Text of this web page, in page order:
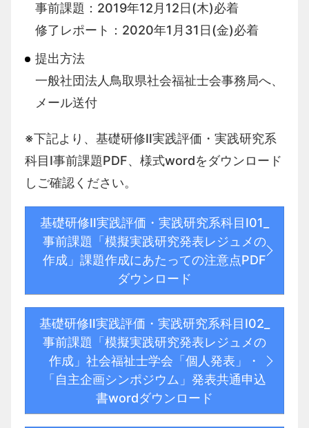
事前課題：2019年12月12日(木)必着
修了レポート：2020年1月31日(金)必着
提出方法
一般社団法人鳥取県社会福祉士会事務局へ、
メール送付
※下記より、基礎研修Ⅱ実践評価・実践研究系
科目Ⅰ事前課題PDF、様式wordをダウンロード
しご確認ください。
基礎研修Ⅱ実践評価・実践研究系科目Ⅰ01_
事前課題「模擬実践研究発表レジュメの
作成」課題作成にあたっての注意点PDF
ダウンロード
基礎研修Ⅱ実践評価・実践研究系科目Ⅰ02_
事前課題「模擬実践研究発表レジュメの
作成」社会福祉士学会「個人発表」・
「自主企画シンポジウム」発表共通申込
書wordダウンロード